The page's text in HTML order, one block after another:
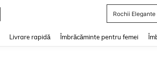
Rochii De Vară
Livrare rapidă Îmbrăcăminte pentru femei